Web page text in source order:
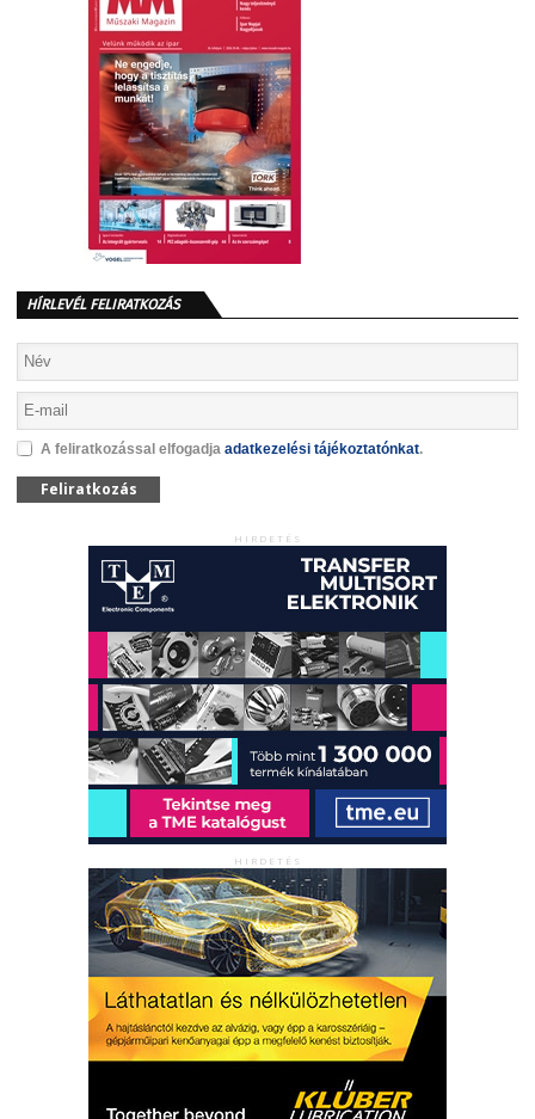
HÍRLEVÉL FELIRATKOZÁS
A feliratkozással elfogadja adatkezelési tájékoztatónkat.
Feliratkozás
HIRDETÉS
HIRDETÉS